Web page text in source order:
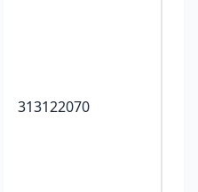
313122070